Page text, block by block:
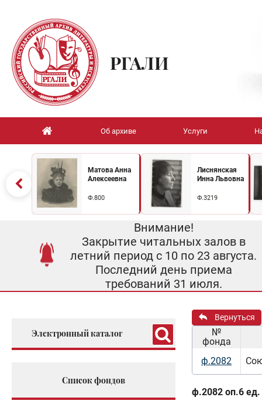
РГАЛИ
Об архиве Услуги
Матова Анна
Алексеевна
Ф.800
Лиснянская
Инна Львовна
Ф.3219
Внимание!
Закрытие читальных залов в
летний период с 10 по 23 августа.
Последний день приема
требований 31 июля.
Электронный каталог
Список фондов
Вернуться
№
фонда
ф.2082
ф.2082 оп.6 ед.